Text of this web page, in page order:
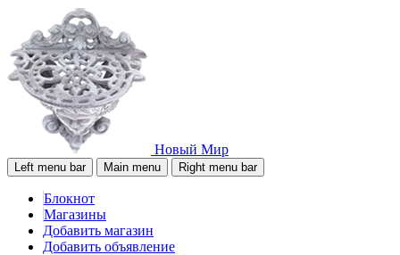
Новый Мир
Left menu bar Main menu Right menu bar
Блокнот
Магазины
Добавить магазин
Добавить объявление